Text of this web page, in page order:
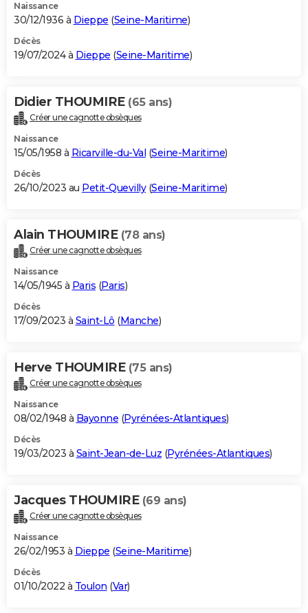
Naissance
30/12/1936 à Dieppe (Seine-Maritime)
Décès
19/07/2024 à Dieppe (Seine-Maritime)
Didier THOUMIRE (65 ans)
Créer une cagnotte obsèques
Naissance
15/05/1958 à Ricarville-du-Val (Seine-Maritime)
Décès
26/10/2023 au Petit-Quevilly(Seine-Maritime)
Alain THOUMIRE (78 ans)
Créer une cagnotte obsèques
Naissance
14/05/1945 à Paris (Paris)
Décès
17/09/2023 à Saint-Lô (Manche)
Herve THOUMIRE (75 ans)
Créer une cagnotte obsèques
Naissance
08/02/1948 à Bayonne (Pyrénées-Atlantiques)
Décès
19/03/2023 à Saint-Jean-de-Luz (Pyrénées-Atlantiques)
Jacques THOUMIRE (69 ans)
Créer une cagnotte obsèques
Naissance
26/02/1953 à Dieppe (Seine-Maritime)
Décès
01/10/2022 à Toulon (Var)